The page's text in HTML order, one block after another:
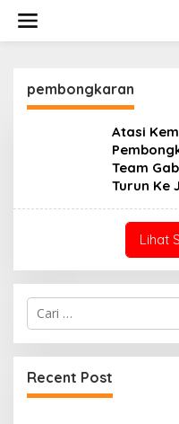
konten
pembongkaran
Atasi
Team
Turun Ke
Lihat
Cari
untuk:
Recent Post